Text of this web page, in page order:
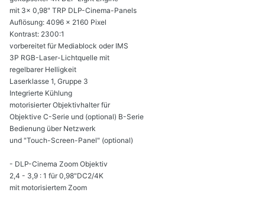
mit 3x 0,98" TRP DLP-Cinema-Panels
Auflösung: 4096 x 2160 Pixel
Kontrast: 2300:1
vorbereitet für Mediablock oder IMS
3P RGB-Laser-Lichtquelle mit
regelbarer Helligkeit
Laserklasse 1, Gruppe 3
Integrierte Kühlung
motorisierter Objektivhalter für
Objektive C-Serie und (optional) B-Serie
Bedienung über Netzwerk
und "Touch-Screen-Panel" (optional)
- DLP-Cinema Zoom Objektiv
2,4 - 3,9 : 1 für 0,98"DC2/4K
mit motorisiertem Zoom